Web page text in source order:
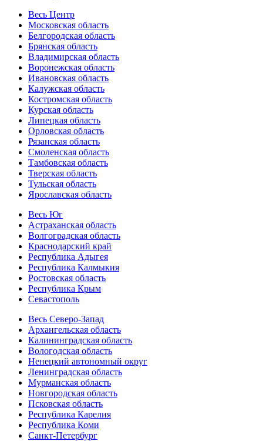
Весь Центр
Московская область
Белгородская область
Брянская область
Владимирская область
Воронежская область
Ивановская область
Калужская область
Костромская область
Курская область
Липецкая область
Орловская область
Рязанская область
Смоленская область
Тамбовская область
Тверская область
Тульская область
Ярославская область
Весь Юг
Астраханская область
Волгоградская область
Краснодарский край
Республика Адыгея
Республика Калмыкия
Ростовская область
Республика Крым
Севастополь
Весь Северо-Запад
Архангельская область
Калининградская область
Вологодская область
Ненецкий автономный округ
Ленинградская область
Мурманская область
Новгородская область
Псковская область
Республика Карелия
Республика Коми
Санкт-Петербург